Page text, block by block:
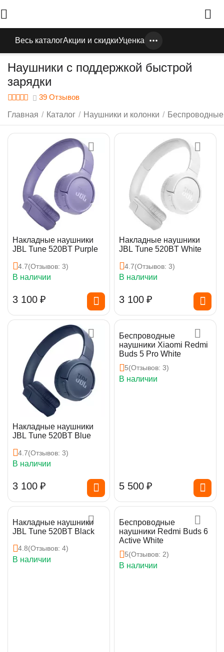
Весь каталогАкции и скидкиУценка
Наушники с поддержкой быстрой
зарядки
39 Отзывов
Главная / Каталог / Наушники и колонки /
Накладные наушники
JBL Tune 520BT Purple
4.7(Отзывов: 3)
В наличии
3 100 ₽
Накладные наушники
JBL Tune 520BT White
4.7(Отзывов: 3)
В наличии
3 100 ₽
Накладные наушники
JBL Tune 520BT Blue
4.7(Отзывов: 3)
В наличии
3 100 ₽
Беспроводные
наушники Xiaomi Redmi
Buds 5 Pro White
5(Отзывов: 3)
В наличии
5 500 ₽
Накладные наушники
JBL Tune 520BT Black
4.8(Отзывов: 4)
В наличии
Беспроводные
наушники Redmi Buds 6
Active White
5(Отзывов: 2)
В наличии